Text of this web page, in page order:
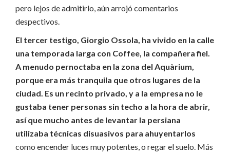
pero lejos de admitirlo, aún arrojó comentarios
despectivos.
El tercer testigo, Giorgio Ossola, ha vivido en la calle
una temporada larga con Coffee, la compañera fiel.
A menudo pernoctaba en la zona del Aquàrium,
porque era más tranquila que otros lugares de la
ciudad. Es un recinto privado, y a la empresa no le
gustaba tener personas sin techo a la hora de abrir,
así que mucho antes de levantar la persiana
utilizaba técnicas disuasivos para ahuyentarlos
como encender luces muy potentes, o regarel suelo. Más